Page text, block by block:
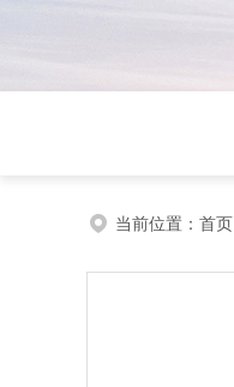
当前位置： 首页